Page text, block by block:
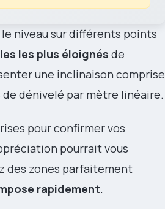
niveau sur différents points
les plus éloignés de
une inclinaison comprise
dénivelé par mètre linéaire.
pour confirmer vos
pourrait vous
des zones parfaitement
rapidement.